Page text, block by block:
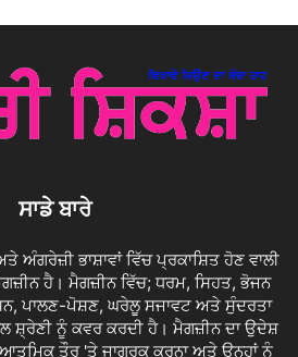
ਸਾਡੇ ਬਾਰੇ
ਅੰਗਰੇਜ਼ੀ ਭਾਸ਼ਾਵਾਂ ਵਿੱਚ ਪ੍ਰਕਾਸ਼ਿਤ ਹੋਣ ਵਾਲੀ
ਹੈ। ਮੈਗਜ਼ੀਨ ਵਿੱਚ; ਧਰਮ, ਸਿਹਤ, ਭੋਜਨ
ਪਾਲਣ-ਪੋਸ਼ਣ, ਘਰੇਲੂ ਸਜਾਵਟ ਅਤੇ ਸੁੰਦਰਤਾ
ਸ਼੍ਰੇਣੀ ਨੂੰ ਕਵਰ ਕਰਦੀ ਹੈ। ਮੈਗਜ਼ੀਨ ਦਾ ਉਦੇਸ਼
ਤੌਰ 'ਤੇ ਜਾਗਰੂਕ ਕਰਨਾ ਅਤੇ ਉਨ੍ਹਾਂ ਨੂੰ